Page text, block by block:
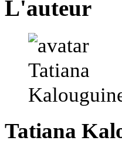
L'auteur
Tatiana